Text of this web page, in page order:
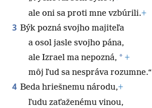
ale oni sa proti mne vzbúrili.+
3 Býk pozná svojho majiteľa
a osol jasle svojho pána,
ale Izrael ma nepozná, * +
môj ľud sa nespráva rozumne.“
4 Beda hriešnemu národu,+
ľudu zaťaženému vinou,